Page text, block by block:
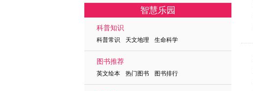
智慧乐园
科普知识
科普常识 天文地理 生命科学
图书推荐
英文绘本 热门图书 图书排行